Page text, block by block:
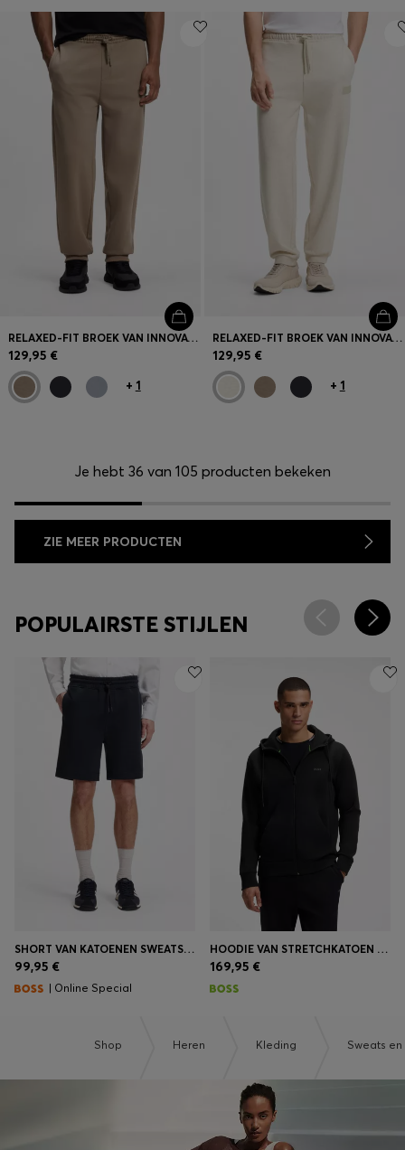
RELAXED-FIT BROEK VAN INNOVATIEVE BADSTOF
129,95 €
+ 1
RELAXED-FIT BROEK VAN INNOVATIEVE BADSTOF
129,95 €
+ 1
Je hebt 36 van 105 producten bekeken
ZIE MEER PRODUCTEN
POPULAIRSTE STIJLEN
SHORT VAN KATOENEN SWEATSTOF MET LOGOPATCH
99,95 €
| Online Special
HOODIE VAN STRETCHKATOEN MET RITS EN LOGOPRINT
169,95 €
Shop Heren Kleding Sweats